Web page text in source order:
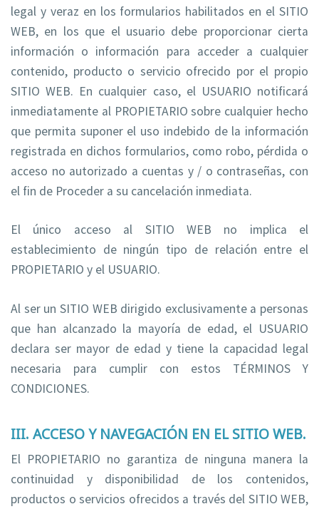
legal y veraz en los formularios habilitados en el SITIO
WEB, en los que el usuario debe proporcionar cierta
información o información para acceder a cualquier
contenido, producto o servicio ofrecido por el propio
SITIO WEB. En cualquier caso, el USUARIO notificará
inmediatamente al PROPIETARIO sobre cualquier hecho
que permita suponer el uso indebido de la información
registrada en dichos formularios, como robo, pérdida o
acceso no autorizado a cuentas y / o contraseñas, con
el fin de Proceder a su cancelación inmediata.
El único acceso al SITIO WEB no implica el
establecimiento de ningún tipo de relación entre el
PROPIETARIO y el USUARIO.
Al ser un SITIO WEB dirigido exclusivamente a personas
que han alcanzado la mayoría de edad, el USUARIO
declara ser mayor de edad y tiene la capacidad legal
necesaria para cumplir con estos TÉRMINOS Y
CONDICIONES.
III. ACCESO Y NAVEGACIÓN EN EL SITIO WEB.
El PROPIETARIO no garantiza de ninguna manera la
continuidad y disponibilidad de los contenidos,
productos o servicios ofrecidos a través del SITIO WEB,